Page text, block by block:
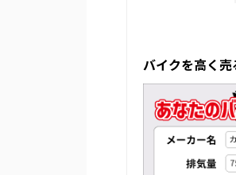
バイクを高く